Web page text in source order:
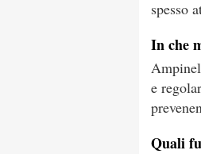
spesso
In che
e
Quali